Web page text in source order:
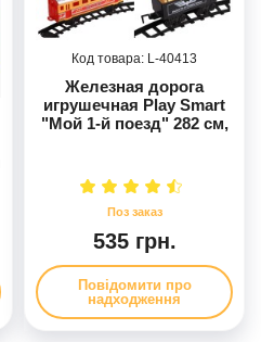
40413
Железная дорога
игрушечная Play Smart
"Мой 1-й поезд" 282 см,
дым (0614)
535 грн.
Повідомити про
надходження